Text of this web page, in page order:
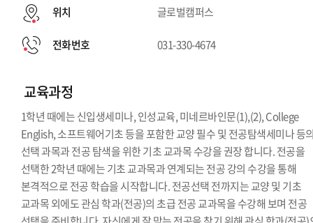
위치 글로벌캠퍼스
전화번호 031-330-4674
교육과정
1학년 때에는 신입생세미나, 인성교육, 미네르바인문(1),(2), College
English, 소프트웨어기초 등을 포함한 교양 필수 및 전공탐색세미나 등
선택 과목과 전공 탐색을 위한 기초 교과목 수강을 권장 합니다. 전공을
선택한 2학년 때에는 기초 교과목과 연계되는 전공 강의 수강을 통해
본격적으로 전공 학습을 시작합니다. 전공선택 전까지는 교양 및 기초
교과목 외에도 관심 학과(전공)의 초급 전공 교과목을 수강해 보며 전공